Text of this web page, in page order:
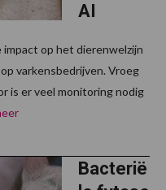
AI
op het dierenwelzijn
varkensbedrijven. Vroeg
is er veel monitoring nodig
Bacterië